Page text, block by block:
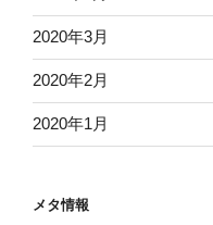
2020年3月
2020年2月
2020年1月
メタ情報